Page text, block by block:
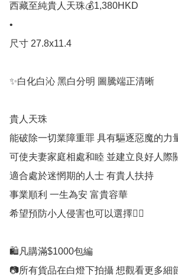
西藏至純貴人天珠💰1,380HKD
•
尺寸 27.8x11.4
✨白化白沁 黑白分明 圖騰端正清晰
貴人天珠
能破除一切業障重罪 具有驅逐惡魔的力
可使夫妻家庭相處和睦 並建立良好人際
適合處於迷惘期的人士 有貴人扶持
事業順利 一生為安 富貴容華
希望預防小人侵害也可以選擇👍🏻
🛍凡購滿$1000包編
📷所有貨品在白燈下拍攝 想觀看更多細